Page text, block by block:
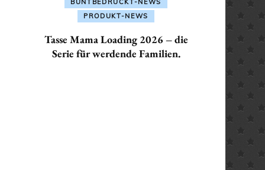
BUNTBEDRUCKT-NEWS
PRODUKT-NEWS
Tasse Mama Loading 2026 – die
Serie für werdende Familien.